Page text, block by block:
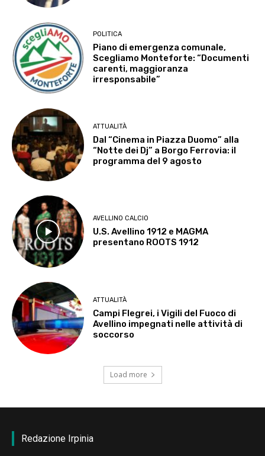
POLITICA
Piano di emergenza comunale,
Scegliamo Monteforte: “Documenti
carenti, maggioranza
irresponsabile”
ATTUALITÀ
Dal “Cinema in Piazza Duomo” alla
“Notte dei Dj” a Borgo Ferrovia: il
programma del 9 agosto
AVELLINO CALCIO
U.S. Avellino 1912 e MAGMA
presentano ROOTS 1912
ATTUALITÀ
Campi Flegrei, i Vigili del Fuoco di
Avellino impegnati nelle attività di
soccorso
Load more
Redazione Irpinia